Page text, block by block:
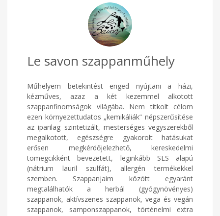
Le savon szappanműhely
Műhelyem betekintést enged nyújtani a házi,
kézműves, azaz a két kezemmel alkotott
szappanfinomságok világába. Nem titkolt célom
ezen környezettudatos „kemikáliák” népszerűsítése
az iparilag szintetizált, mesterséges vegyszerekből
megalkotott, egészségre gyakorolt hatásukat
erősen megkérdőjelezhető, kereskedelmi
tömegcikként bevezetett, leginkább SLS alapú
(nátrium lauril szulfát), allergén termékekkel
szemben. Szappanjaim között egyaránt
megtalálhatók a herbál (gyógynövényes)
szappanok, aktívszenes szappanok, vega és vegán
szappanok, samponszappanok, történelmi extra